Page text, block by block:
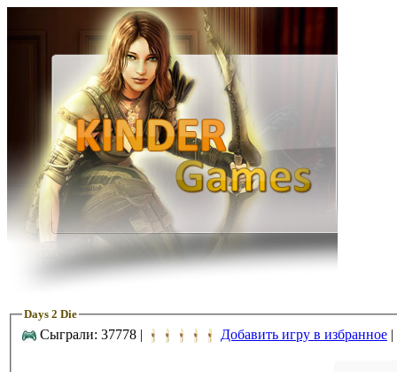
Days 2 Die
Сыграли: 37778 | Добавить игру в избранное |